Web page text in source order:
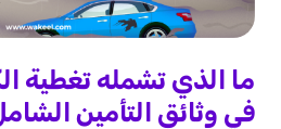
ما الذي تشمله تغطية
في وثائق التأمين